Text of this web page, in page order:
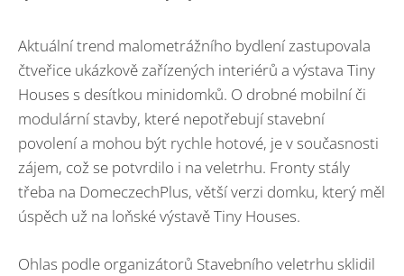
Aktuální trend malometrážního bydlení zastupovala
čtveřice ukázkově zařízených interiérů a výstava Tiny
Houses s desítkou minidomků. O drobné mobilní či
modulární stavby, které nepotřebují stavební
povolení a mohou být rychle hotové, je v současnosti
zájem, což se potvrdilo i na veletrhu. Fronty stály
třeba na DomeczechPlus, větší verzi domku, který měl
úspěch už na loňské výstavě Tiny Houses.
Ohlas podle organizátorů Stavebního veletrhu sklidil